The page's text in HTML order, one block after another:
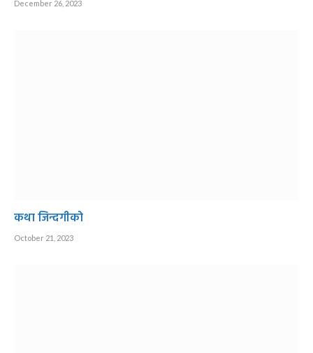
December 26, 2023
कथा जिन्दगीको
October 21, 2023